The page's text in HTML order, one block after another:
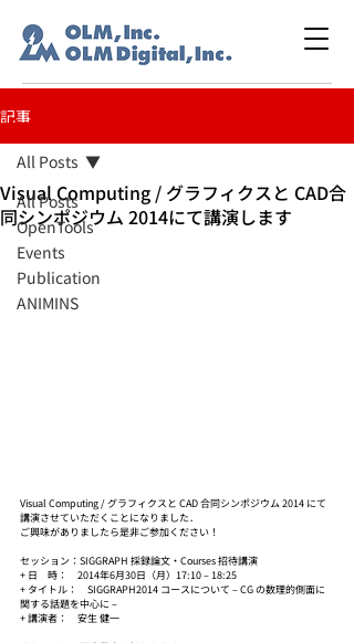
記事
All Posts
OpenTools
Events
Publication
ANIMINS
All Posts
Visual Computing / グラフィクスと CAD合
同シンポジウム 2014にて講演します
Visual Computing / グラフィクスと CAD 合同シンポジウム 2014 にて
講演させていただくことになりました．
ご興味がありましたら是非ご参加ください！
セッション：SIGGRAPH 採録論文・Courses 招待講演
+ 日　時：　2014年6月30日（月）17:10 – 18:25
+ タイトル：　SIGGRAPH2014 コースについて – CG の数理的側面に
関する話題を中心に –
+ 講演者：　安生 健一